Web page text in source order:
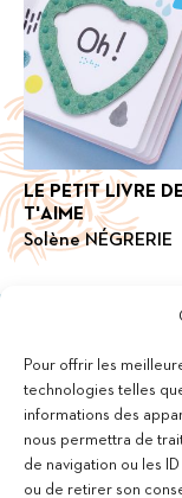
Pour offrir les
technologies telles
informations des
nous permettra de
de navigation ou les
ou de retirer son
LE PETIT LIVRE
T'AIME
Solène NÉGRERIE
11 bis Rue des Novalles
21240 Talant - France
+33 (0)3 80 59 22 88